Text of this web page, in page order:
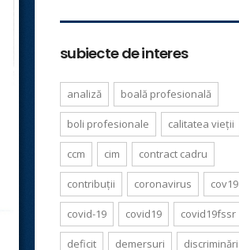
subiecte de interes
analiză boală profesională
boli profesionale calitatea vieții
ccm cim contract cadru
contribuții coronavirus cov19
covid-19 covid19 covid19fssr
deficit demersuri discriminări